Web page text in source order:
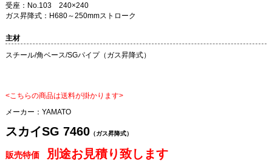
受座：No.103 240×240
ガス昇降式：H680～250mmストローク
主材
スチール/角ベース/SGパイプ（ガス昇降式）
<こちらの商品は送料が掛かります>
メーカー： YAMATO
スカイSG 7460（ガス昇降式）
販売特価 別途お見積り致します